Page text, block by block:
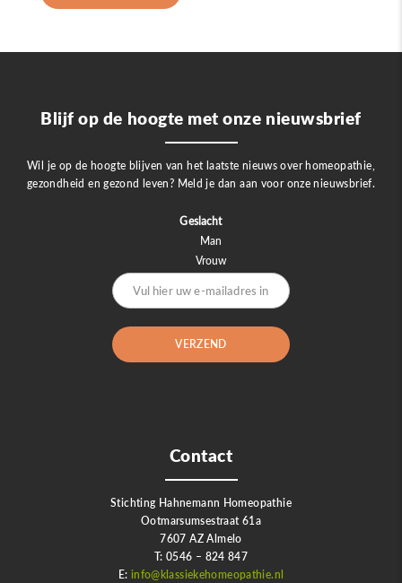
Contact
Stichting Hahnemann Homeopathie
Ootmarsumsestraat 61a
7607 AZ Almelo
T: 0546 – 824 847
E: info@klassiekehomeopathie.nl
Blijf op de hoogte met onze nieuwsbrief
Wil je op de hoogte blijven van het laatste nieuws over homeopathie,
gezondheid en gezond leven? Meld je dan aan voor onze nieuwsbrief.
Geslacht
Man
Vrouw